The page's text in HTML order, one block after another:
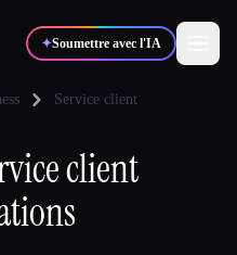
✦Soumettre avec l'IA
🎨 Designers
📈
Service client
client